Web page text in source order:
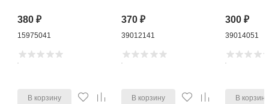
380₽
15975041
В корзину
370₽
39012141
В корзину
300₽
39014051
В корзину